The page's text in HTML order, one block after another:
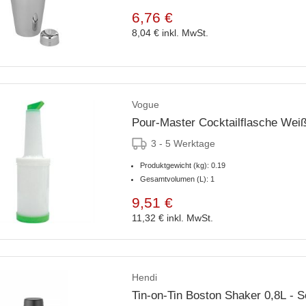
6,76 €
8,04 € inkl. MwSt.
Vogue
Pour-Master Cocktailflasche
3 - 5 Werktage
Produktgewicht (kg): 0.19
Gesamtvolumen (L): 1
9,51 €
11,32 € inkl. MwSt.
Hendi
Tin-on-Tin